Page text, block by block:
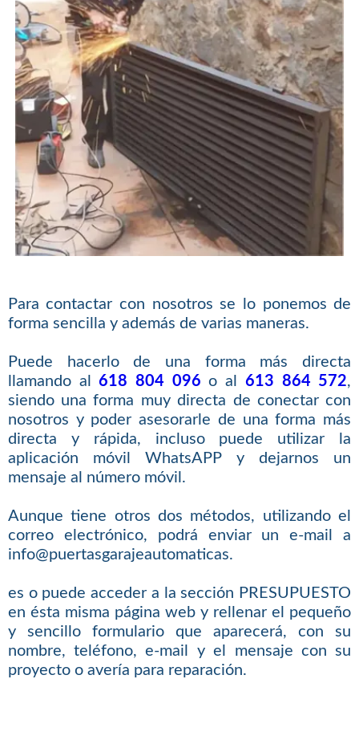
Para contactar con nosotros se lo ponemos de
forma sencilla y además de varias maneras.
Puede hacerlo de una forma más directa
llamando al618 804 096 o al 613 864 572,
siendo una forma muy directa de conectar con
nosotros y poder asesorarle de una forma más
directa y rápida, incluso puede utilizar la
aplicación móvil WhatsAPP y dejarnos un
mensaje al número móvil.
Aunque tiene otros dos métodos, utilizando el
correo electrónico, podrá enviar un e-mail a
info@puertasgarajeautomaticas.
es o puede acceder a la sección PRESUPUESTO
en ésta misma página web y rellenar el pequeño
y sencillo formulario que aparecerá, con su
nombre, teléfono, e-mail y el mensaje con su
proyecto o avería para reparación.